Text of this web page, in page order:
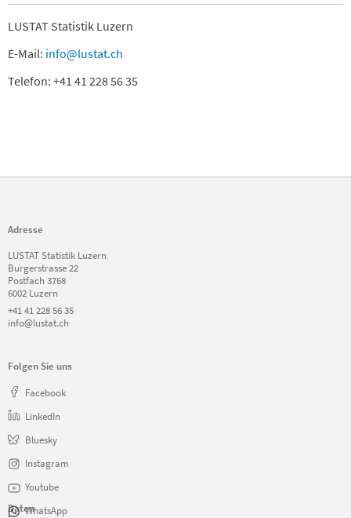
LUSTAT Statistik Luzern
E-Mail: info@lustat.ch
Telefon: +41 41 228 56 35
Adresse
LUSTAT Statistik Luzern
Burgerstrasse 22
Postfach 3768
6002 Luzern
+41 41 228 56 35
info@lustat.ch
Folgen Sie uns
Facebook
LinkedIn
Bluesky
Instagram
Youtube
WhatsApp
Daten